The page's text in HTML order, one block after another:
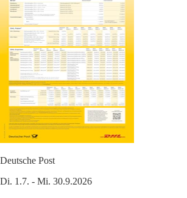
Deutsche Post
Di. 1.7. - Mi. 30.9.2026